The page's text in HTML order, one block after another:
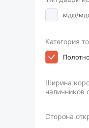
мдф/
Категория
Полотно
Ширина
наличников
Сторона